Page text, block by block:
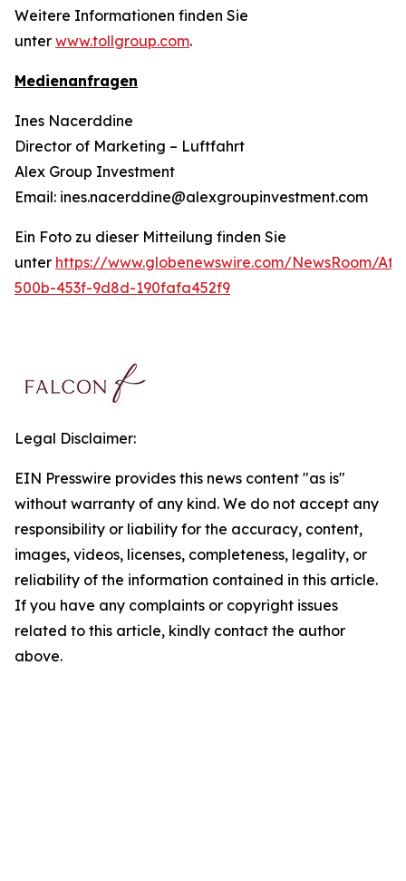
Weitere Informationen finden Sie
unter www.tollgroup.com.
Medienanfragen
Ines Nacerddine
Director of Marketing – Luftfahrt
Alex Group Investment
Email: ines.nacerddine@alexgroupinvestment.com
Ein Foto zu dieser Mitteilung finden Sie
unter https://www.globenewswire.com/NewsRoom/
500b-453f-9d8d-190fafa452f9
Legal Disclaimer:
EIN Presswire provides this news content "as is"
without warranty of any kind. We do not accept any
responsibility or liability for the accuracy, content,
images, videos, licenses, completeness, legality, or
reliability of the information contained in this article.
If you have any complaints or copyright issues
related to this article, kindly contact the author
above.